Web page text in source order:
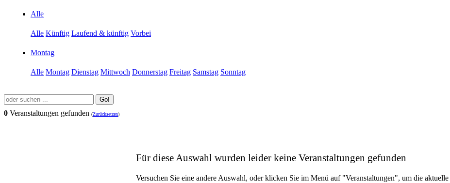
Alle
Alle Künftig Laufend & künftig Vorbei
Montag
Alle Montag Dienstag Mittwoch Donnerstag Freitag Samstag Sonntag
Go!
0 Veranstaltungen gefunden (Zurücksetzen)
Für diese Auswahl wurden leider keine Veranstaltungen gefunden
Versuchen Sie eine andere Auswahl, oder klicken Sie im Menü auf "Veranstaltungen", um die